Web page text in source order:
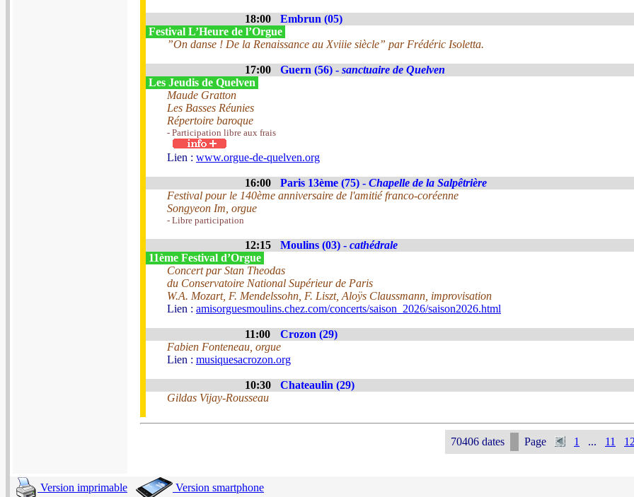
18:00
Embrun (05)
Festival L’Heure de l’Orgue
”On danse ! De la Renaissance au Xviiie siècle” par Frédéric Isoletta.
17:00 Guern (56) - sanctuaire de Quelven
Les Jeudis de Quelven
Maude Gratton
Les Basses Réunies
Répertoire baroque
- Participation libre aux frais
Lien : www.orgue-de-quelven.org
16:00 Paris 13ème (75) - Chapelle de la Salpêtrière
Festival pour le 140ème anniversaire de l'amitié franco-coréenne
Songyeon Im, orgue
- Libre participation
12:15 Moulins (03) - cathédrale
11ème Festival d’Orgue
Concert par Stan Theodas
du Conservatoire National Supérieur de Paris
W.A. Mozart, F. Mendelssohn, F. Liszt, Aloÿs Claussmann, improvisation
Lien : amisorguesmoulins.chez.com/concerts/saison_2026/saison2026.html
11:00
Crozon (29)
Fabien Fonteneau, orgue
Lien : musiquesacrozon.org
10:30
Chateaulin (29)
Gildas Vijay-Rousseau
70406 dates Page 1 ... 11 12
Version imprimable Version smartphone